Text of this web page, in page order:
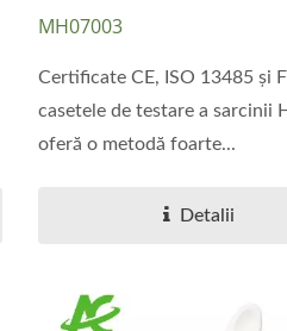
MH07003
Certificate CE, ISO 13485 și
casetele de testare a sarcinii
oferă o metodă foarte...
Detalii